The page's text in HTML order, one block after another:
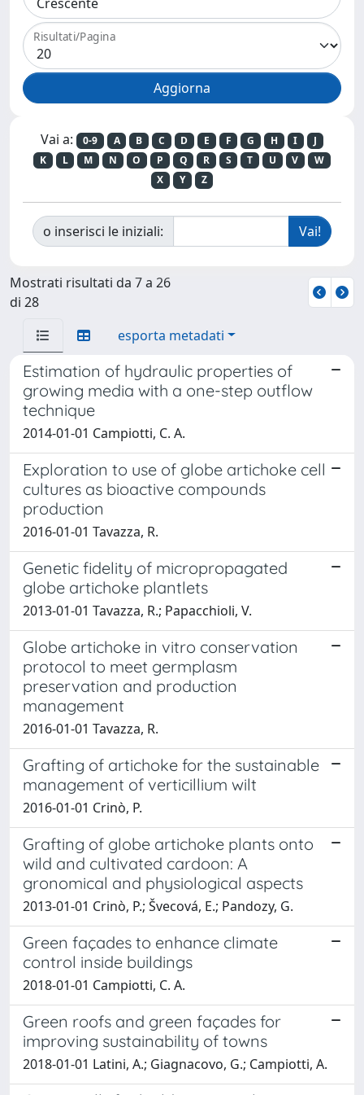
Risultati/Pagina
Vai a: 0-9 A B C D E F G H I
J
K
L M N O P Q R S T U V
W
X
Y Z
o inserisci le iniziali:
Mostrati risultati da 7 a 26
di 28
esporta metadati
Estimation of hydraulic properties of
growing media with a one-step outflow
technique
2014-01-01 Campiotti, C. A.
Exploration to use of globe artichoke cell
cultures as bioactive compounds
production
2016-01-01 Tavazza, R.
Genetic fidelity of micropropagated
globe artichoke plantlets
2013-01-01 Tavazza, R.; Papacchioli, V.
Globe artichoke in vitro conservation
protocol to meet germplasm
preservation and production
management
2016-01-01 Tavazza, R.
Grafting of artichoke for the sustainable
management of verticillium wilt
2016-01-01 Crinò, P.
Grafting of globe artichoke plants onto
wild and cultivated cardoon: A
gronomical and physiological aspects
2013-01-01 Crinò, P.; Švecová, E.; Pandozy, G.
Green façades to enhance climate
control inside buildings
2018-01-01 Campiotti, C. A.
Green roofs and green façades for
improving sustainability of towns
2018-01-01 Latini, A.; Giagnacovo, G.; Campiotti, A.